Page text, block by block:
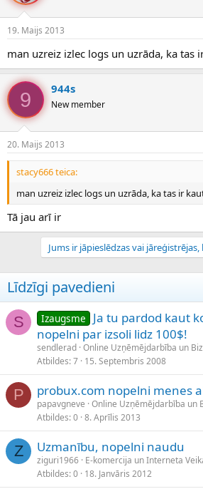
19. Maijs 2013
man uzreiz izlec logs un uzrāda, ka tas
9 944s
New member
20. Maijs 2013
stacy666 teica:
man uzreiz izlec logs un uzrāda, ka tas ir
Tā jau arī ir
Jums ir jāpieslēdzas vai
Līdzīgi pavedieni
S Izaugsme
Ja tu pardod kaut
nopelni par izsoli lidz 100$!
sendlerad Online Uzņēmējdarbība un
Atbildes 7 15. Septembris 2008
P probux.com nopelni menes
papavgneve Online Uzņēmējdarbība un
Atbildes 0 8. Aprīlis 2013
Z Uzmanību, nopelni naudu
ziguri1966 E-komercija un Interneta
Atbildes 0 18. Janvāris 2012